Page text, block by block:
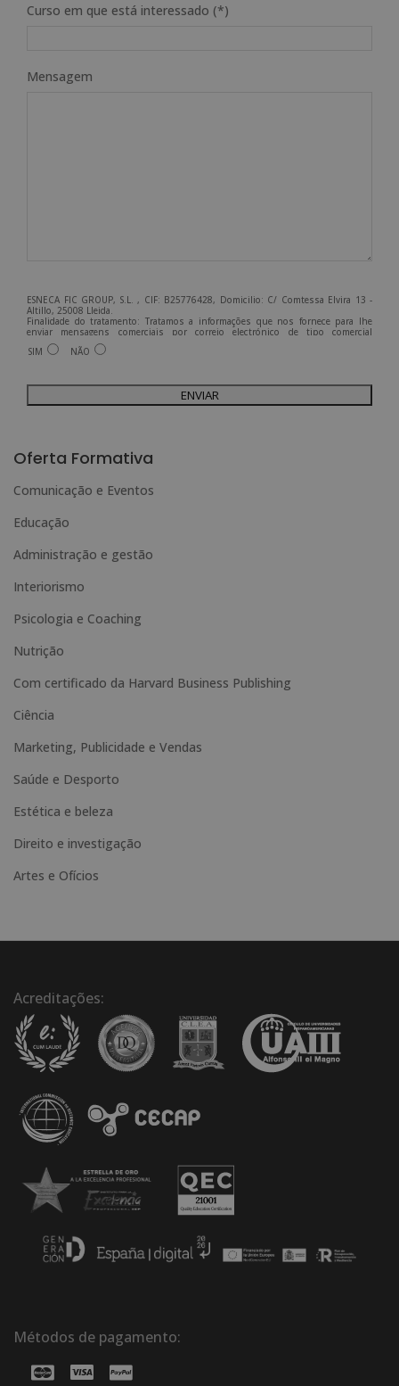
Curso em que está interessado (*)
Mensagem
ESNECA FIC GROUP, S.L. , CIF: B25776428, Domicilio: C/ Comtessa Elvira 13 -
Altillo, 25008 Lleida.
Finalidade do tratamento: Tratamos a informações que nos fornece para lhe
enviar mensagens comerciais por correio electrónico de tipo comercial
relacionadas com os produtos oferecidos e outros produtos que possam ser do
seu interesse.
contactando-nos para o endereço admin@grupoesneca.com.
Para mais informações, consulte a nossa Política de Privacidade.
Deseja receber informação comercial (por telefone e/ou correio electrónico):
SIM NÃO
e
r
n
i
v
e
Oferta Formativa
Comunicação e Eventos
Educação
Administração e gestão
Interiorismo
Psicologia e Coaching
Nutrição
Com certificado da Harvard Business Publishing
Ciência
Marketing, Publicidade e Vendas
Saúde e Desporto
Estética e beleza
Direito e investigação
Artes e Ofícios
Acreditações:
Métodos de pagamento: